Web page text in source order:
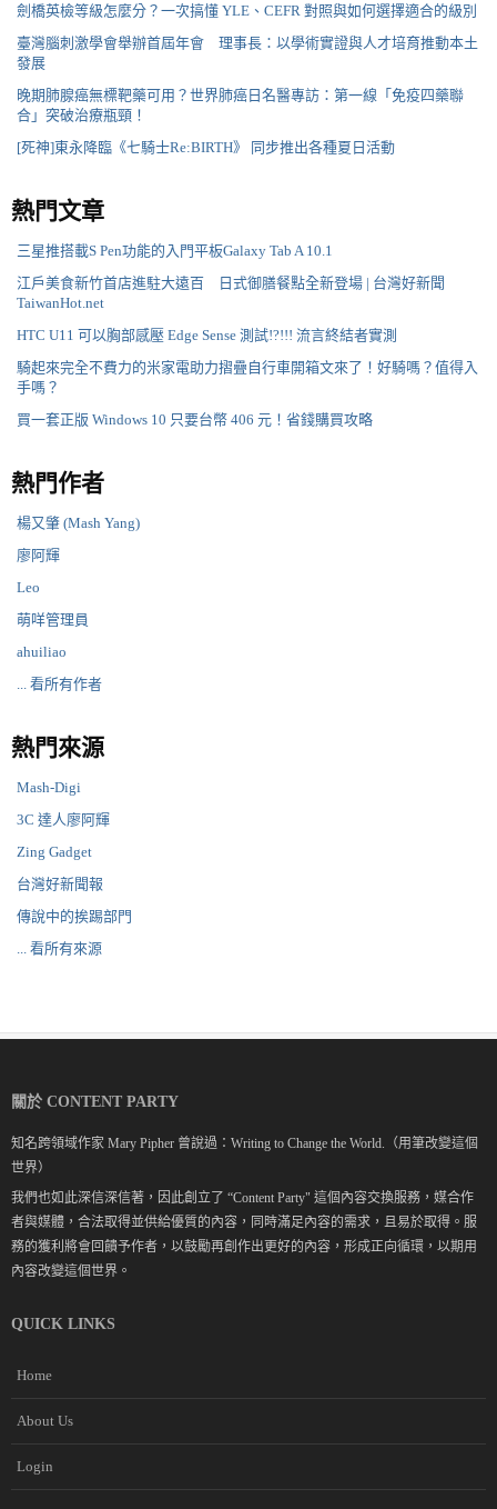
劍橋英檢等級怎麼分？一次搞懂 YLE、CEFR 對照與如何選擇適合的級別
臺灣腦刺激學會舉辦首屆年會 理事長：以學術實證與人才培育推動本土
發展
晚期肺腺癌無標靶藥可用？世界肺癌日名醫專訪：第一線「免疫四藥聯
合」突破治療瓶頸！
[死神]東永降臨《七騎士Re:BIRTH》 同步推出各種夏日活動
熱門文章
三星推搭載S Pen功能的入門平板Galaxy Tab A 10.1
江戶美食新竹首店進駐大遠百 日式御膳餐點全新登場 | 台灣好新聞
TaiwanHot.net
HTC U11 可以胸部感壓 Edge Sense 測試!?!!! 流言終結者實測
騎起來完全不費力的米家電助力摺疊自行車開箱文來了！好騎嗎？值得入
手嗎？
買一套正版 Windows 10 只要台幣 406 元！省錢購買攻略
熱門作者
楊又肇 (Mash Yang)
廖阿輝
Leo
萌咩管理員
ahuiliao
... 看所有作者
熱門來源
Mash-Digi
3C 達人廖阿輝
Zing Gadget
台灣好新聞報
傳說中的挨踢部門
... 看所有來源
關於 CONTENT PARTY
知名跨領域作家 Mary Pipher 曾說過：Writing to Change the World.（用筆改變這個
世界）
我們也如此深信深信著，因此創立了 “Content Party" 這個內容交換服務，媒合作
者與媒體，合法取得並供給優質的內容，同時滿足內容的需求，且易於取得。服
務的獲利將會回饋予作者，以鼓勵再創作出更好的內容，形成正向循環，以期用
內容改變這個世界。
QUICK LINKS
Home
About Us
Login